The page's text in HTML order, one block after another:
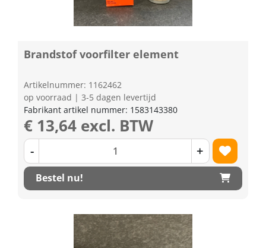
Brandstof voorfilter element
Artikelnummer: 1162462
op voorraad | 3-5 dagen levertijd
Fabrikant artikel nummer: 1583143380
€ 13,64 excl. BTW
- +
Bestel nu!